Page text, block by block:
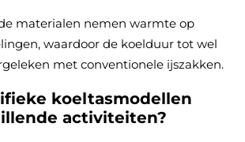
materialen nemen warmte op
waardoor de koelduur tot wel
met conventionele ijszakken.
koeltasmodellen
activiteiten?